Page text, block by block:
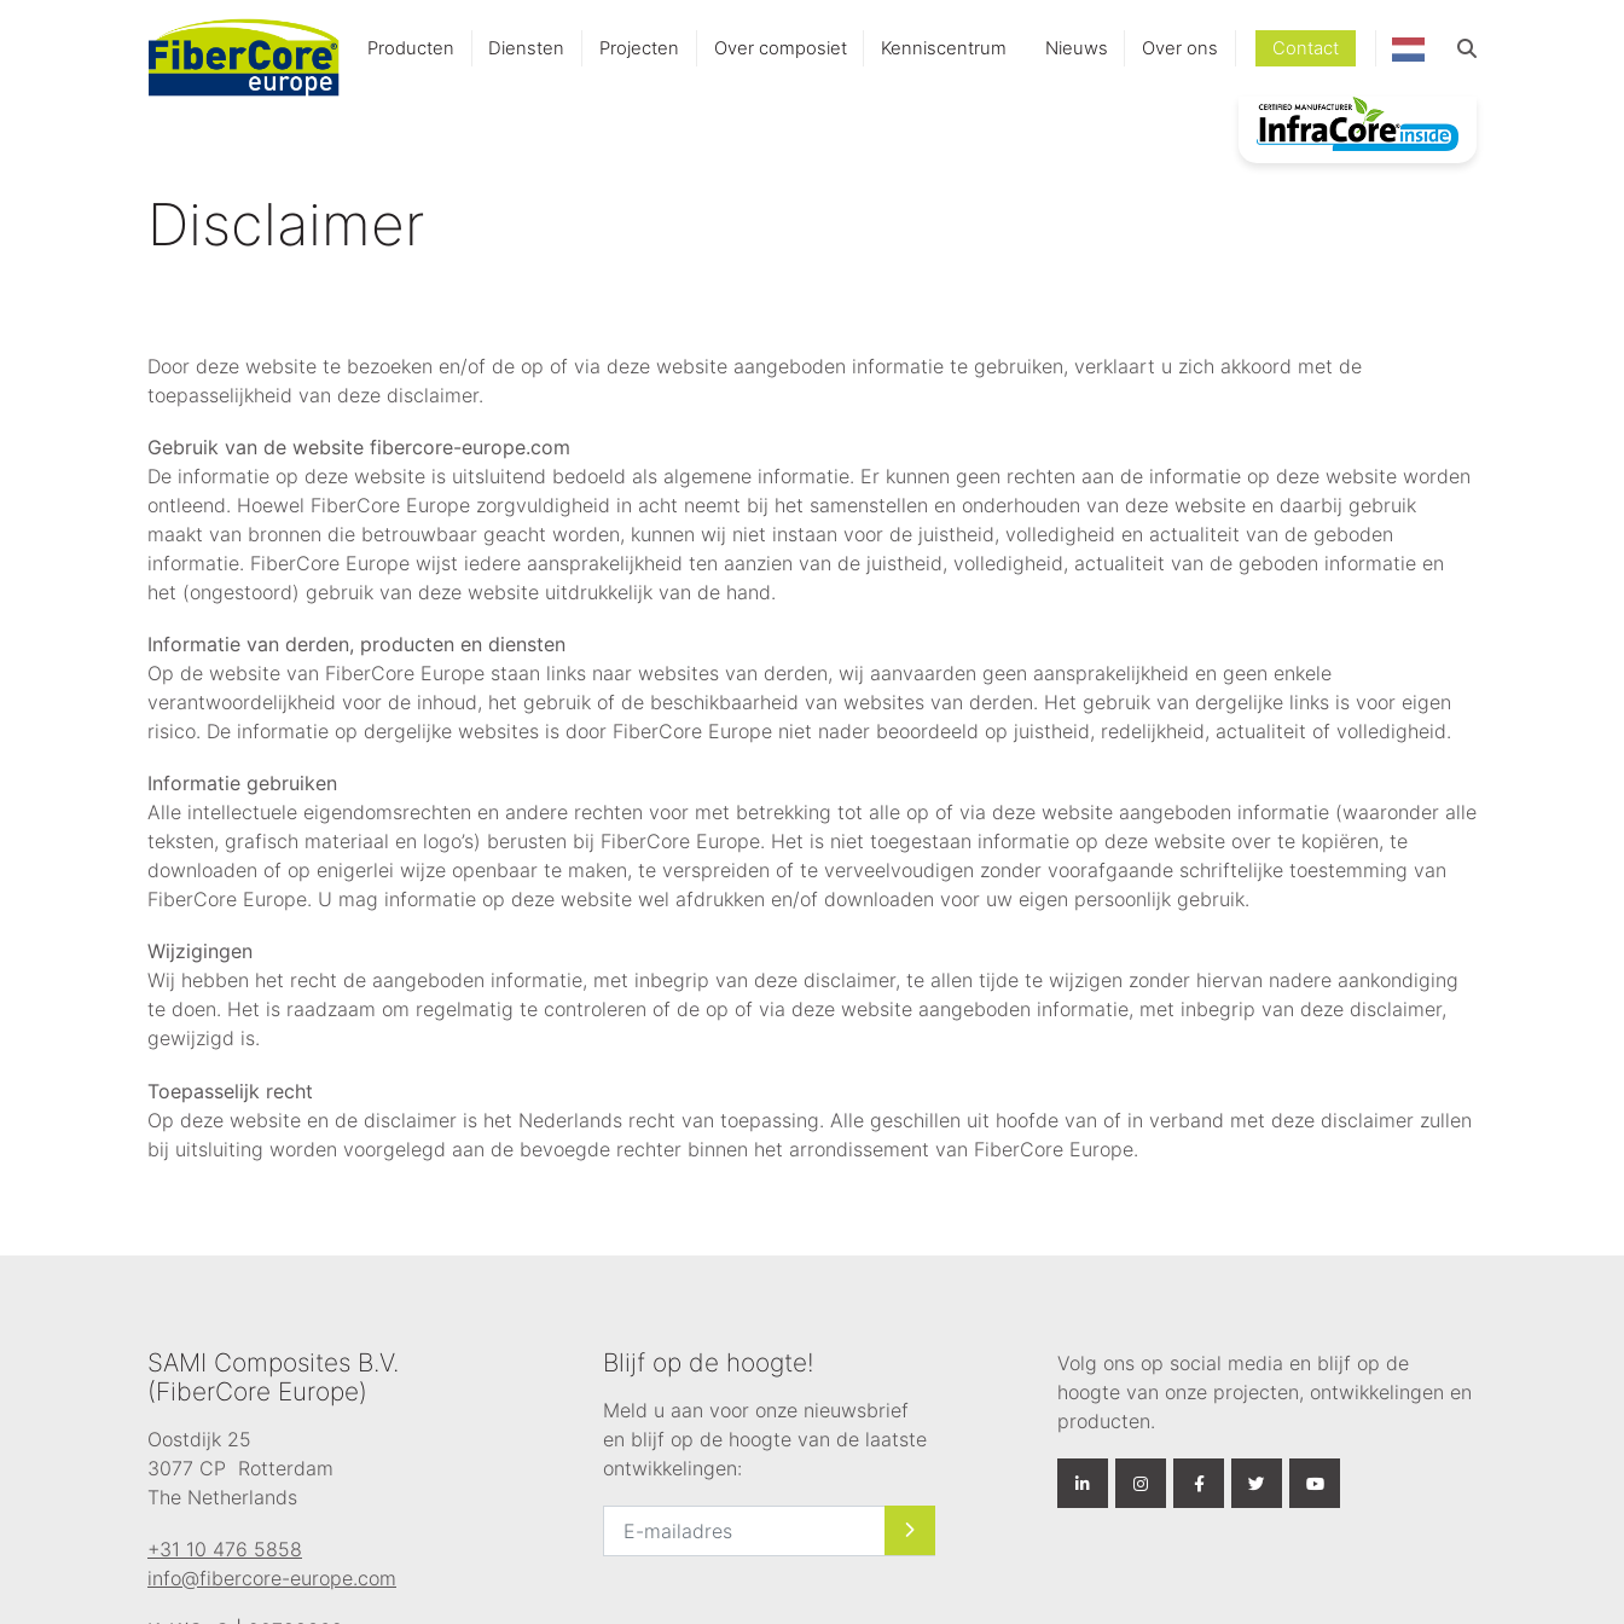
Producten Diensten Projecten Over composiet Kenniscentrum Nieuws Over ons Contact
Disclaimer
Door deze website te bezoeken en/of de op of via deze website aangeboden informatie te gebruiken, verklaart u zich akkoord met de
toepasselijkheid van deze disclaimer.
Gebruik van de website fibercore-europe.com
De informatie op deze website is uitsluitend bedoeld als algemene informatie. Er kunnen geen rechten aan de informatie op deze website worden
ontleend. Hoewel FiberCore Europe zorgvuldigheid in acht neemt bij het samenstellen en onderhouden van deze website en daarbij gebruik
maakt van bronnen die betrouwbaar geacht worden, kunnen wij niet instaan voor de juistheid, volledigheid en actualiteit van de geboden
informatie. FiberCore Europe wijst iedere aansprakelijkheid ten aanzien van de juistheid, volledigheid, actualiteit van de geboden informatie en
het (ongestoord) gebruik van deze website uitdrukkelijk van de hand.
Informatie van derden, producten en diensten
Op de website van FiberCore Europe staan links naar websites van derden, wij aanvaarden geen aansprakelijkheid en geen enkele
verantwoordelijkheid voor de inhoud, het gebruik of de beschikbaarheid van websites van derden. Het gebruik van dergelijke links is voor eigen
risico. De informatie op dergelijke websites is door FiberCore Europe niet nader beoordeeld op juistheid, redelijkheid, actualiteit of volledigheid.
Informatie gebruiken
Alle intellectuele eigendomsrechten en andere rechten voor met betrekking tot alle op of via deze website aangeboden informatie (waaronder alle
teksten, grafisch materiaal en logo’s) berusten bij FiberCore Europe. Het is niet toegestaan informatie op deze website over te kopiëren, te
downloaden of op enigerlei wijze openbaar te maken, te verspreiden of te verveelvoudigen zonder voorafgaande schriftelijke toestemming van
FiberCore Europe. U mag informatie op deze website wel afdrukken en/of downloaden voor uw eigen persoonlijk gebruik.
Wijzigingen
Wij hebben het recht de aangeboden informatie, met inbegrip van deze disclaimer, te allen tijde te wijzigen zonder hiervan nadere aankondiging
te doen. Het is raadzaam om regelmatig te controleren of de op of via deze website aangeboden informatie, met inbegrip van deze disclaimer,
gewijzigd is.
Toepasselijk recht
Op deze website en de disclaimer is het Nederlands recht van toepassing. Alle geschillen uit hoofde van of in verband met deze disclaimer zullen
bij uitsluiting worden voorgelegd aan de bevoegde rechter binnen het arrondissement van FiberCore Europe.
SAMI Composites B.V.
(FiberCore Europe)
Oostdijk 25
3077 CP Rotterdam
The Netherlands
+31 10 476 5858
info@fibercore-europe.com
Blijf op de hoogte!
Meld u aan voor onze nieuwsbrief
en blijf op de hoogte van de laatste
ontwikkelingen:
Volg ons op social media en blijf op de
hoogte van onze projecten, ontwikkelingen en
producten.